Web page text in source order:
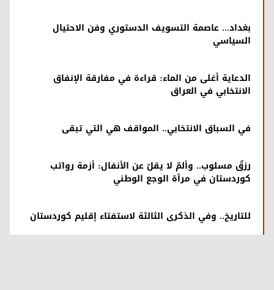
بغداد… عاصمة التسويف الدستوري وفن الاحتيال
السياسي
الدعاية أغلى من الماء: قراءة في مفارقة الإنفاق
الانتخابي في العراق
في السباق الانتخابي.. المواقف هي التي تبقى
رزقٌ مسلوب.. وألمٌ لا يقلّ عن الأنفال: أزمة رواتب
كوردستان في مرآة الوجع الوطني
للتاريخ.. وفي الذكرى الثالثة لاستفتاء إقليم كوردستان